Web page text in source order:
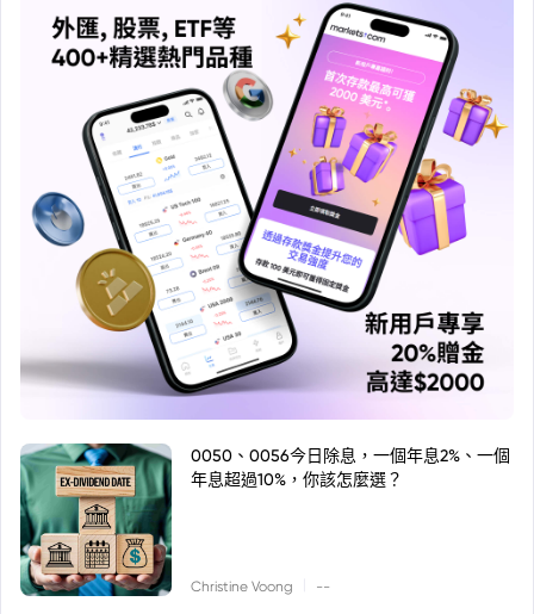
0050、0056今日除息，一個年息2%、一個
年息超過10%，你該怎麼選？
Christine Voong --